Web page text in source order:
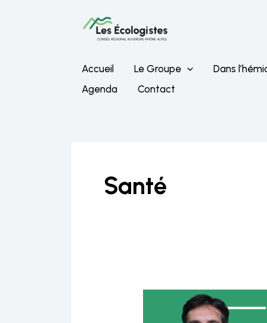
Accueil Le Groupe Dans
Agenda
Contact
Santé